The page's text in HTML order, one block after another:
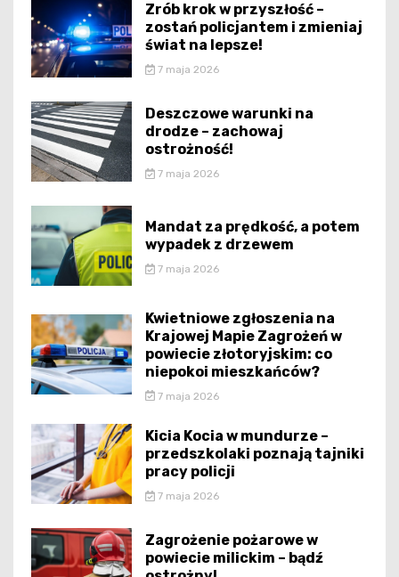
Zrób krok w przyszłość –
zostań policjantem i zmieniaj
świat na lepsze!
7 maja 2026
Deszczowe warunki na
drodze – zachowaj
ostrożność!
7 maja 2026
Mandat za prędkość, a potem
wypadek z drzewem
7 maja 2026
Kwietniowe zgłoszenia na
Krajowej Mapie Zagrożeń w
powiecie złotoryjskim: co
niepokoi mieszkańców?
7 maja 2026
Kicia Kocia w mundurze –
przedszkolaki poznają tajniki
pracy policji
7 maja 2026
Zagrożenie pożarowe w
powiecie milickim – bądź